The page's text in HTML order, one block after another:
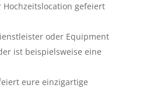
gefeiert
oder Equipment
ist beispielsweise eine
eure einzigartige